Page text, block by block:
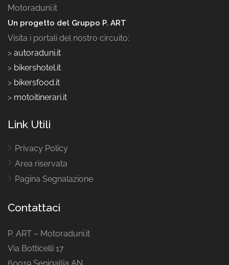
Motoraduni.it
Un progetto del Gruppo P. ART
Visita i portali del nostro circuito:
> autoraduni.it
> bikershotel.it
> bikersfood.it
> motoitinerari.it
Link Utili
Privacy Policy
Area riservata
Pagina Segnalazione
Contattaci
P. ART – Motoraduni.it
Via Botticelli 17